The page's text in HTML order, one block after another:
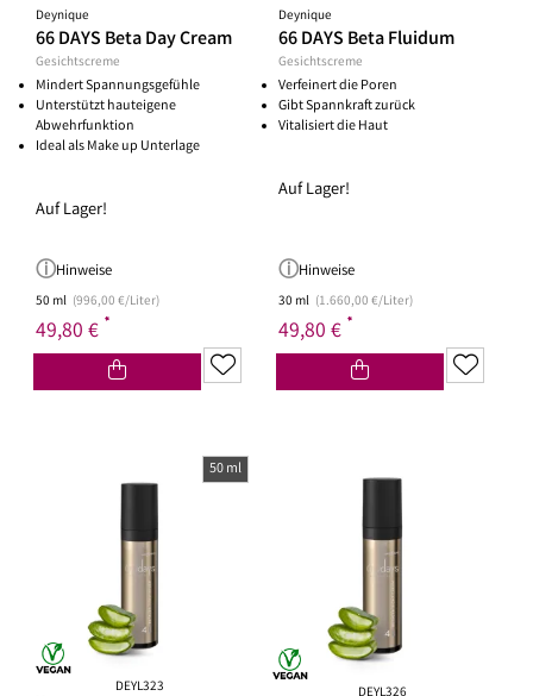
Deynique
66 DAYS Beta Day Cream
Gesichtscreme
Mindert Spannungsgefühle
Unterstützt hauteigene
Abwehrfunktion
Ideal als Make up Unterlage
Auf Lager!
Hinweise
50 ml (996,00 €/Liter)
49,80 € *
Deynique
66 DAYS Beta Fluidum
Gesichtscreme
Verfeinert die Poren
Gibt Spannkraft zurück
Vitalisiert die Haut
Auf Lager!
Hinweise
30 ml (1.660,00 €/Liter)
49,80 € *
50 ml
DEYL323